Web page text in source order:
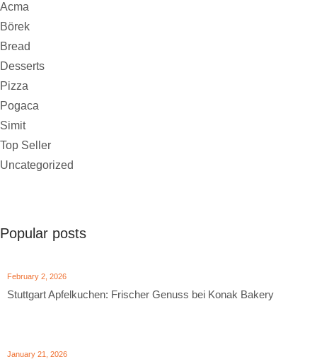
Acma
Börek
Bread
Desserts
Pizza
Pogaca
Simit
Top Seller
Uncategorized
Popular posts
February 2, 2026
Stuttgart Apfelkuchen: Frischer Genuss bei Konak Bakery
January 21, 2026